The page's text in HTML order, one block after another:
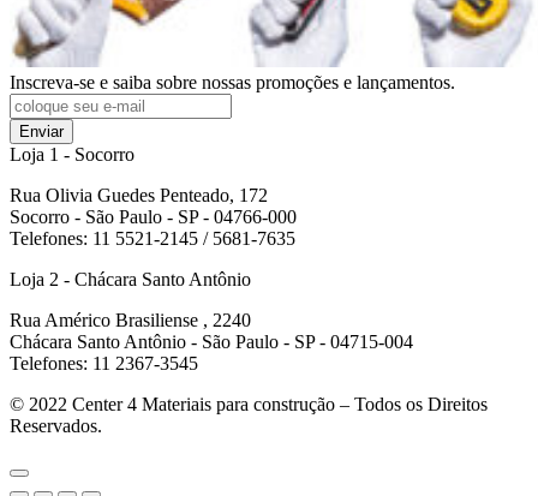
Inscreva-se e saiba sobre nossas promoções e lançamentos.
Enviar
Loja 1 - Socorro
Rua Olivia Guedes Penteado, 172
Socorro - São Paulo - SP - 04766-000
Telefones: 11 5521-2145 / 5681-7635
Loja 2 - Chácara Santo Antônio
Rua Américo Brasiliense , 2240
Chácara Santo Antônio - São Paulo - SP - 04715-004
Telefones: 11 2367-3545
© 2022 Center 4 Materiais para construção – Todos os Direitos
Reservados.